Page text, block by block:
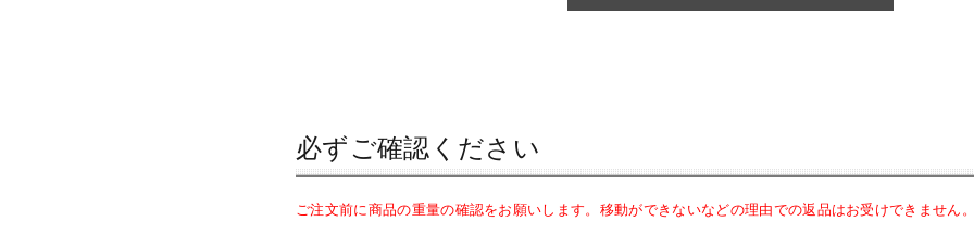
必ずご確認ください
ご注文前に商品の重量の確認をお願いします。移動ができないなどの理由での返品はお受けできません。